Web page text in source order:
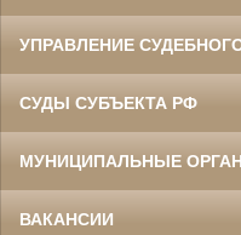
УПРАВЛЕНИЕ
СУДЫ СУБЪЕКТА РФ
МУНИЦИПАЛЬНЫЕ
ВАКАНСИИ